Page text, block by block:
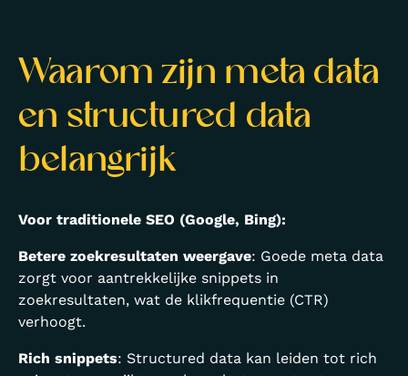
Waarom zijn meta data
en structured data
belangrijk
Voor traditionele SEO (Google, Bing):
Betere zoekresultaten weergave: Goede meta data
zorgt voor aantrekkelijke snippets in
zoekresultaten, wat de klikfrequentie (CTR)
verhoogt.
Rich snippets: Structured data kan leiden tot rich